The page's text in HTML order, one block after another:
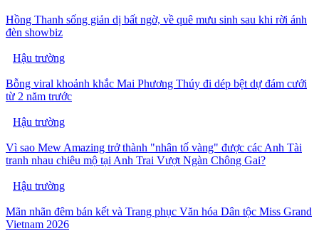
Hồng Thanh sống giản dị bất ngờ, về quê mưu sinh sau khi rời ánh
đèn showbiz
Hậu trường
Bỗng viral khoảnh khắc Mai Phương Thúy đi dép bệt dự đám cưới
từ 2 năm trước
Hậu trường
Vì sao Mew Amazing trở thành "nhân tố vàng" được các Anh Tài
tranh nhau chiêu mộ tại Anh Trai Vượt Ngàn Chông Gai?
Hậu trường
Mãn nhãn đêm bán kết và Trang phục Văn hóa Dân tộc Miss Grand
Vietnam 2026